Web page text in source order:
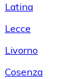
Latina
Lecce
Livorno
Cosenza